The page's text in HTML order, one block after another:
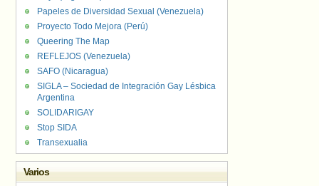
Papeles de Diversidad Sexual (Venezuela)
Proyecto Todo Mejora (Perú)
Queering The Map
REFLEJOS (Venezuela)
SAFO (Nicaragua)
SIGLA – Sociedad de Integración Gay Lésbica
Argentina
SOLIDARIGAY
Stop SIDA
Transexualia
Varios